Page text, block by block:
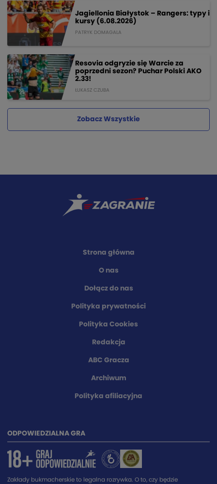
Jagiellonia Białystok – Rangers: typy i
kursy (6.08.2026)
PATRYK DOMAGALA
Resovia odgryzie się Warcie za
poprzedni sezon? Puchar Polski AKO
2.33!
ŁUKASZ CZUBA
Zobacz Wszystkie
Strona główna
O nas
Dołącz do nas
Polityka prywatności
Polityka Cookies
Redakcja
ABC Gracza
Archiwum
Polityka afiliacyjna
ODPOWIEDZIALNA GRA
Zakłady bukmacherskie to legalna rozrywka. O to, czy będzie